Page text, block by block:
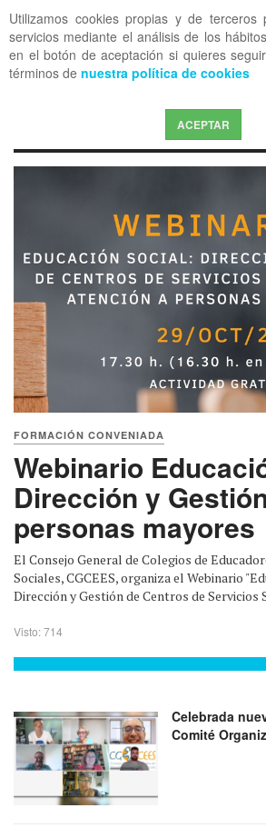
Utilizamos cookies propias y de terceros
servicios mediante el análisis de los
en el botón de aceptación si quieres
términos de nuestra política de cookies
ACEPTAR
OFF CANVAS
FORMACIÓN CONVENIADA
Webinario
Dirección y
personas mayores
El Consejo General de Colegios de
Sociales, CGCEES, organiza el Webinario
Dirección y Gestión de Centros de Servicios
Visto: 714
Celebrada
Comité